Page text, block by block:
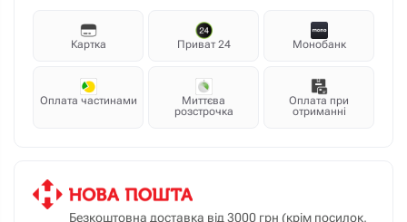
Картка Приват 24 Монобанк
Оплата частинами
Миттєва
розстрочка
Оплата при
отриманні
Безкоштовна доставка від 3000 грн (крім посилок,